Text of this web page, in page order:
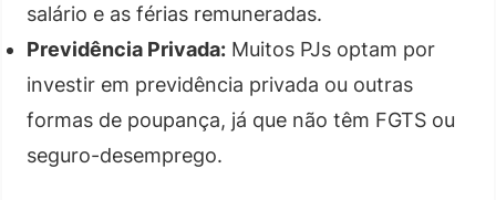
salário e as férias remuneradas.
Previdência Privada: Muitos PJs optam por
investir em previdência privada ou outras
formas de poupança, já que não têm FGTS ou
seguro-desemprego.